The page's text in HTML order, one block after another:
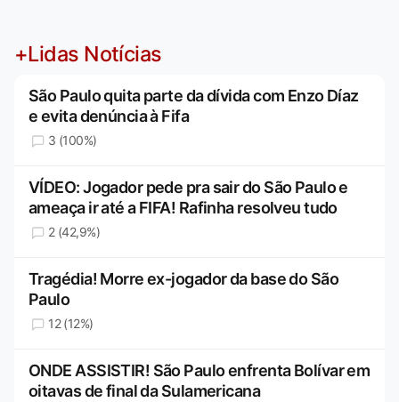
+Lidas Notícias
São Paulo quita parte da dívida com Enzo Díaz
e evita denúncia à Fifa
3 (100%)
VÍDEO: Jogador pede pra sair do São Paulo e
ameaça ir até a FIFA! Rafinha resolveu tudo
2 (42,9%)
Tragédia! Morre ex-jogador da base do São
Paulo
12 (12%)
ONDE ASSISTIR! São Paulo enfrenta Bolívar em
oitavas de final da Sulamericana